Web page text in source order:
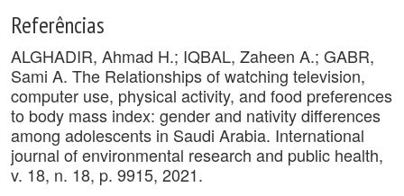
Referências
ALGHADIR, Ahmad H.; IQBAL, Zaheen A.; GABR,
Sami A. The Relationships of watching television,
computer use, physical activity, and food preferences
to body mass index: gender and nativity differences
among adolescents in Saudi Arabia. International
journal of environmental research and public health,
v. 18, n. 18, p. 9915, 2021.